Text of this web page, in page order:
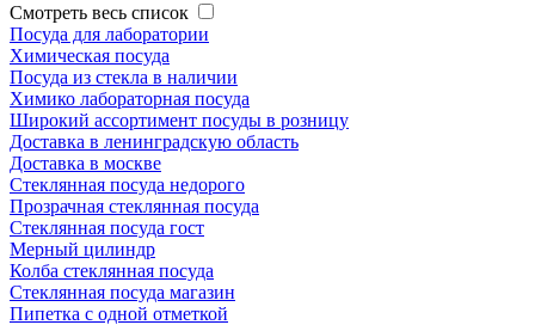
Смотреть весь список
Посуда для лаборатории
Химическая посуда
Посуда из стекла в наличии
Химико лабораторная посуда
Широкий ассортимент посуды в розницу
Доставка в ленинградскую область
Доставка в москве
Стеклянная посуда недорого
Прозрачная стеклянная посуда
Стеклянная посуда гост
Мерный цилиндр
Колба стеклянная посуда
Стеклянная посуда магазин
Пипетка с одной отметкой